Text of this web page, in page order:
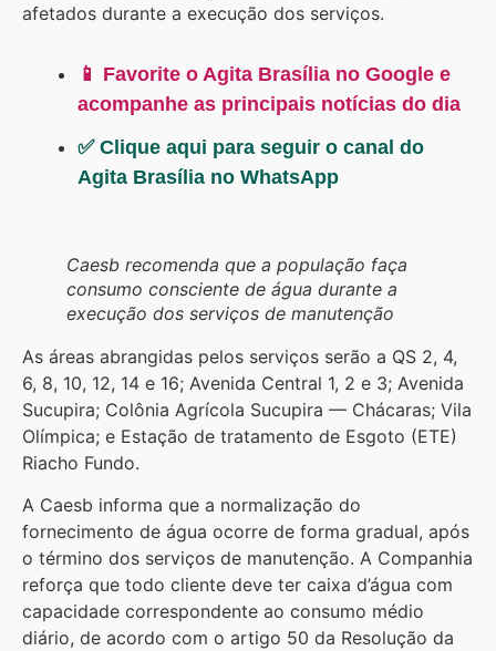
afetados durante a execução dos serviços.
📱 Favorite o Agita Brasília no Google e
acompanhe as principais notícias do dia
✅ Clique aqui para seguir o canal do
Agita Brasília no WhatsApp
Caesb recomenda que a população faça
consumo consciente de água durante a
execução dos serviços de manutenção
As áreas abrangidas pelos serviços serão a QS 2, 4,
6, 8, 10, 12, 14 e 16; Avenida Central 1, 2 e 3; Avenida
Sucupira; Colônia Agrícola Sucupira — Chácaras; Vila
Olímpica; e Estação de tratamento de Esgoto (ETE)
Riacho Fundo.
A Caesb informa que a normalização do
fornecimento de água ocorre de forma gradual, após
o término dos serviços de manutenção. A Companhia
reforça que todo cliente deve ter caixa d’água com
capacidade correspondente ao consumo médio
diário, de acordo com o artigo 50 da Resolução da